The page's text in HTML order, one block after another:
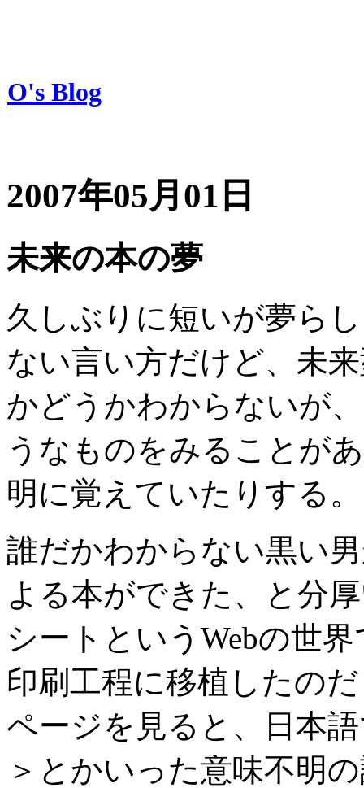
O's Blog
2007年05月01日
未来の本の夢
久しぶりに短いが夢ら
ない言い方だけど、未
かどうかわからないが
うなものをみることが
明に覚えていたりする。
誰だかわからない黒い
よる本ができた、と分
シートというWebの世
印刷工程に移植したの
ページを見ると、日本
＞とかいった意味不明